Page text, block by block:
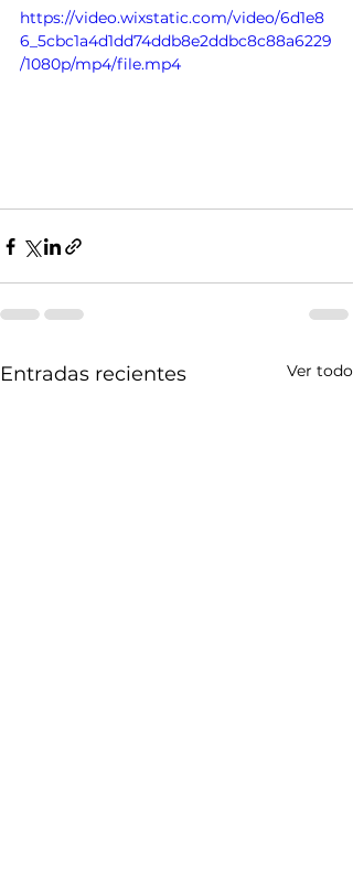
https://video.wixstatic.com/video/6d1e8
6_5cbc1a4d1dd74ddb8e2ddbc8c88a6229
/1080p/mp4/file.mp4
Entradas recientes Ver todo